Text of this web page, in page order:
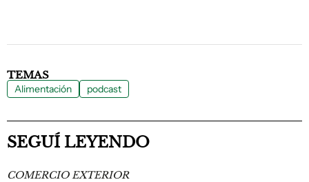
TEMAS
Alimentación podcast
SEGUÍ LEYENDO
COMERCIO EXTERIOR